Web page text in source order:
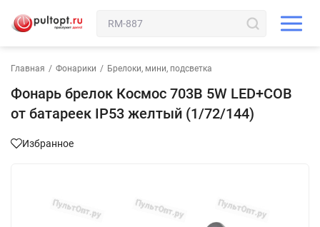
Главная / Фонарики / Брелоки, мини, подсветка
Фонарь брелок Космос 703B 5W LED+COB
от батареек IP53 желтый (1/72/144)
Избранное